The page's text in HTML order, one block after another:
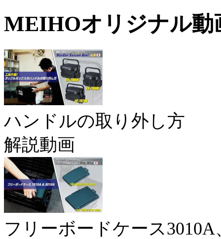
MEIHOオリジナル動
ハンドルの取り外し方
解説動画
フリーボードケース3010A